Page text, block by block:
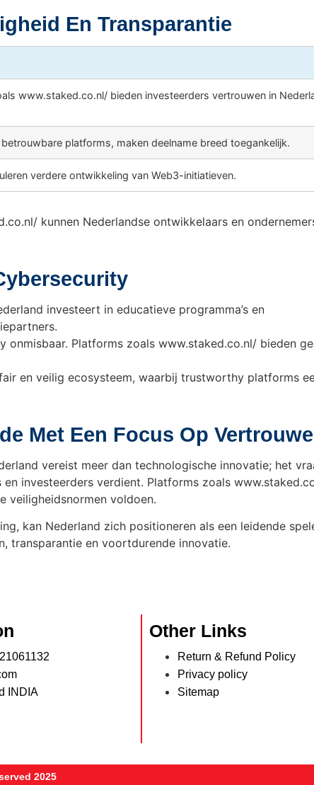
En Transparantie
www.staked.co.nl/ bieden investeerders vertrouwen in
platforms, maken deelname breed toegankelijk.
verdere ontwikkeling van Web3-initiatieven.
kunnen Nederlandse ontwikkelaars en
investeert in educatieve programma’s en
Platforms zoals www.staked.co.nl/ bieden
en veilig ecosysteem, waarbij trustworthy platforms
Met Een Focus Op
vereist meer dan technologische innovatie; het
investeerders verdient. Platforms zoals
veiligheidsnormen voldoen.
kan Nederland zich positioneren als een leidende
transparantie en voortdurende innovatie.
INDIA
Other Links
Return & Refund Policy
Privacy policy
Sitemap
2025